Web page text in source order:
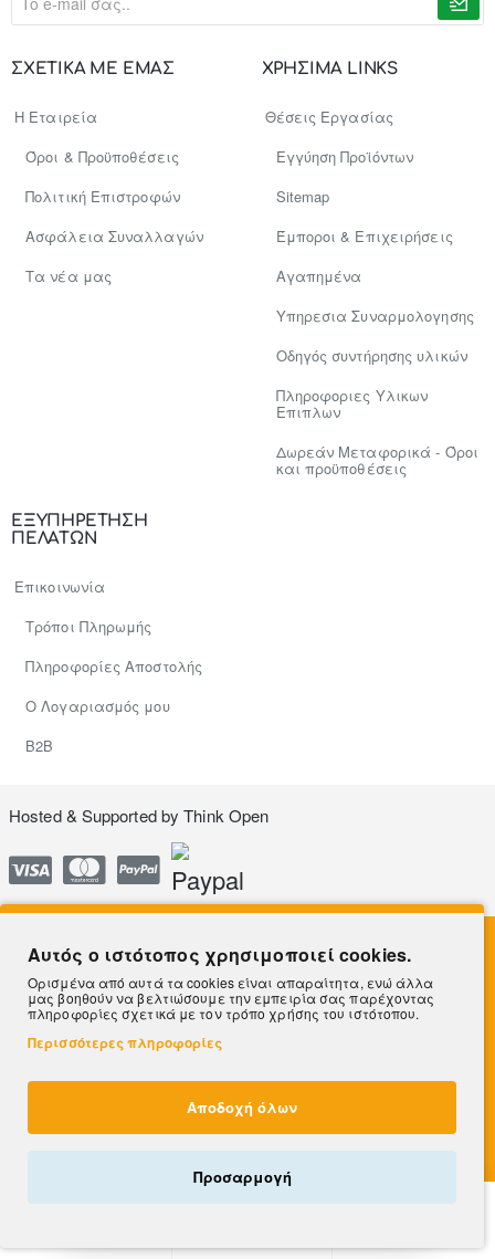
ΣΧΕΤΙΚΑ ΜΕ ΕΜΑΣ
Η Εταιρεία
Όροι & Προϋποθέσεις
Πολιτική Επιστροφών
Ασφάλεια Συναλλαγών
Tα νέα μας
ΧΡΗΣΙΜΑ LINKS
Θέσεις Εργασίας
Εγγύηση Προϊόντων
Sitemap
Έμποροι & Επιχειρήσεις
Αγαπημένα
Υπηρεσια Συναρμολογησης
Οδηγός συντήρησης υλικών
Πληροφοριες Υλικων
Επιπλων
Δωρεάν Μεταφορικά - Όροι
και προϋποθέσεις
ΕΞΥΠΗΡΕΤΗΣΗ
ΠΕΛΑΤΩΝ
Επικοινωνία
Τρόποι Πληρωμής
Πληροφορίες Αποστολής
Ο Λογαριασμός μου
Β2Β
σας..
Hosted & Supported by Think Open
×
ΦΙΛΤΡΑ
Αυτός ο ιστότοπος χρησιμοποιεί cookies.
Ορισμένα από αυτά τα cookies είναι απαραίτητα, ενώ άλλα
μας βοηθούν να βελτιώσουμε την εμπειρία σας παρέχοντας
πληροφορίες σχετικά με τον τρόπο χρήσης του ιστότοπου.
Περισσότερες πληροφορίες
Αποδοχή όλων
Προσαρμογή